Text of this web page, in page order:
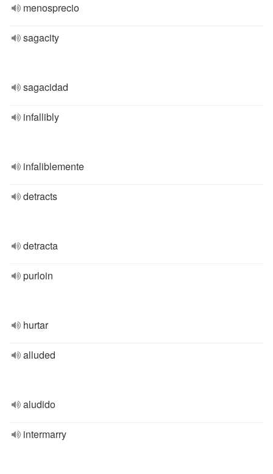
menosprecio
sagacity
sagacidad
infallibly
infaliblemente
detracts
detracta
purloin
hurtar
alluded
aludido
intermarry